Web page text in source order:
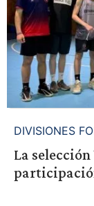
DIVISIONES
La